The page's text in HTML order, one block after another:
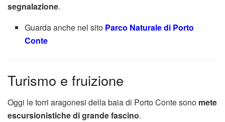
segnalazione.
Guarda anche nel sito Parco Naturale di Porto
Conte
Turismo e fruizione
Oggi le torri aragonesi della baia di Porto Conte sono mete
escursionistiche di grande fascino.